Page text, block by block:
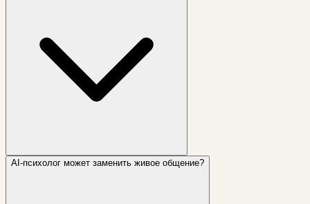
AI-психолог может заменить живое общение?